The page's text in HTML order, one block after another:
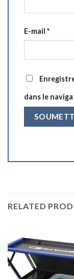
E-mail *
dans le
RELATED